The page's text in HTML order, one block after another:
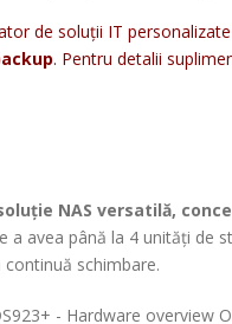
de soluții IT
. Pentru detalii
NAS versatilă,
a avea până la 4 unități de
schimbare.